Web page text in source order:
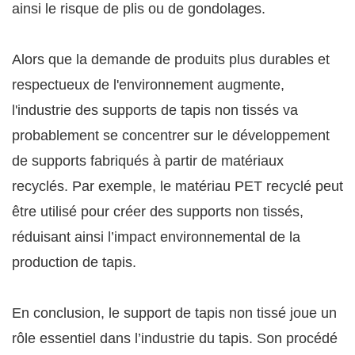
ainsi le risque de plis ou de gondolages.
Alors que la demande de produits plus durables et
respectueux de l'environnement augmente,
l'industrie des supports de tapis non tissés va
probablement se concentrer sur le développement
de supports fabriqués à partir de matériaux
recyclés. Par exemple, le matériau PET recyclé peut
être utilisé pour créer des supports non tissés,
réduisant ainsi l’impact environnemental de la
production de tapis.
En conclusion, le support de tapis non tissé joue un
rôle essentiel dans l’industrie du tapis. Son procédé